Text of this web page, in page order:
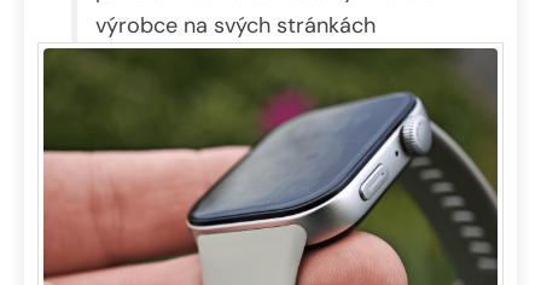
výrobce na svých stránkách